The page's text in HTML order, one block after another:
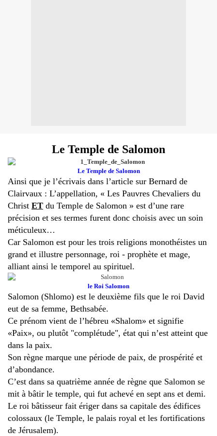
Le Temple de Salomon
Le Temple de Salomon
Ainsi que je l’écrivais dans l’article sur Bernard de
Clairvaux : L’appellation, « Les Pauvres Chevaliers du
Christ ET du Temple de Salomon » est d’une rare
précision et ses termes furent donc choisis avec un soin
méticuleux…
Car Salomon est pour les trois religions monothéistes un
grand et illustre personnage, roi - prophète et mage,
alliant ainsi le temporel au spirituel.
le Roi Salomon
Salomon (Shlomo) est le deuxième fils que le roi David
eut de sa femme, Bethsabée.
Ce prénom vient de l’hébreu «Shalom» et signifie
«Paix», ou plutôt "complétude", état qui n’est atteint que
dans la paix.
Son règne marque une période de paix, de prospérité et
d’abondance.
C’est dans sa quatrième année de règne que Salomon se
mit à bâtir le temple, qui fut achevé en sept ans et demi.
Le roi bâtisseur fait ériger dans sa capitale des édifices
colossaux (le Temple, le palais royal et les fortifications
de Jérusalem).